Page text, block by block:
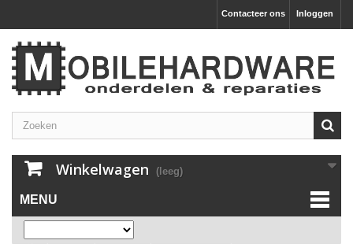
Inloggen
Contacteer ons
Winkelwagen (leeg)
MENU